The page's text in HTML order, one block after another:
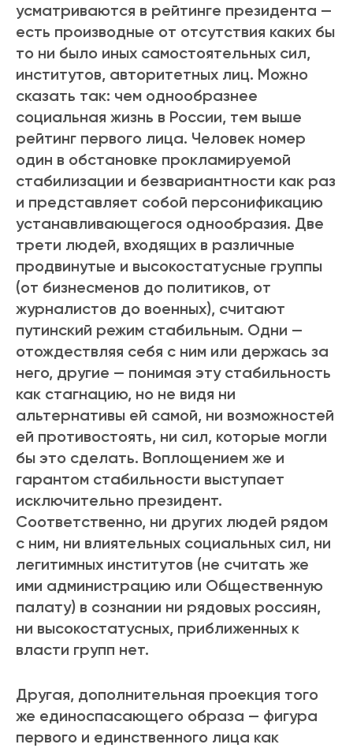
усматриваются в рейтинге президента —
есть производные от отсутствия каких бы
то ни было иных самостоятельных сил,
институтов, авторитетных лиц. Можно
сказать так: чем однообразнее
социальная жизнь в России, тем выше
рейтинг первого лица. Человек номер
один в обстановке прокламируемой
стабилизации и безвариантности как раз
и представляет собой персонификацию
устанавливающегося однообразия. Две
трети людей, входящих в различные
продвинутые и высокостатусные группы
(от бизнесменов до политиков, от
журналистов до военных), считают
путинский режим стабильным. Одни —
отождествляя себя с ним или держась за
него, другие — понимая эту стабильность
как стагнацию, но не видя ни
альтернативы ей самой, ни возможностей
ей противостоять, ни сил, которые могли
бы это сделать. Воплощением же и
гарантом стабильности выступает
исключительно президент.
Соответственно, ни других людей рядом
с ним, ни влиятельных социальных сил, ни
легитимных институтов (не считать же
ими администрацию или Общественную
палату) в сознании ни рядовых россиян,
ни высокостатусных, приближенных к
власти групп нет.
Другая, дополнительная проекция того
же единоспасающего образа — фигура
первого и единственного лица как